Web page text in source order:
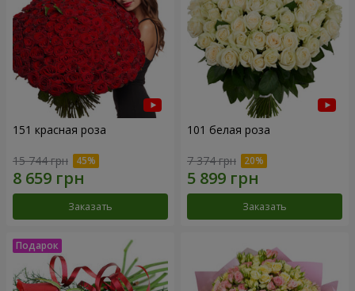
151 красная роза
15 744 грн
Заказать
101 белая роза
7 374 грн
Заказать